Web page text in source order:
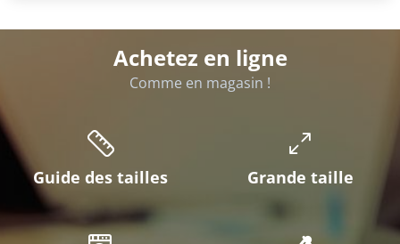
Achetez en ligne
Comme en magasin !
Guide des tailles Grande taille